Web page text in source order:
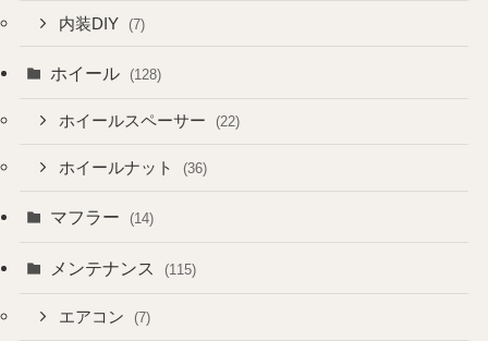
内装DIY (7)
ホイール (128)
ホイールスペーサー (22)
ホイールナット (36)
マフラー (14)
メンテナンス (115)
エアコン (7)